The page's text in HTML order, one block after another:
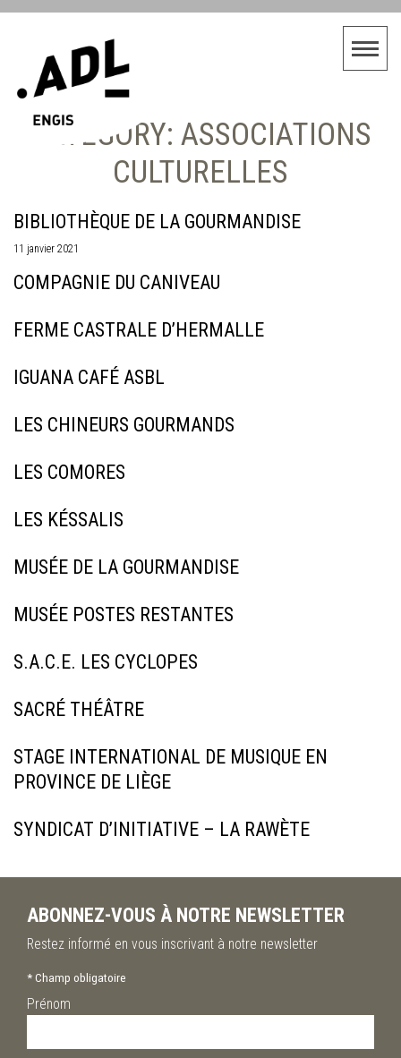
CATEGORY: ASSOCIATIONS
CULTURELLES
BIBLIOTHÈQUE DE LA GOURMANDISE
11 janvier 2021
COMPAGNIE DU CANIVEAU
FERME CASTRALE D’HERMALLE
IGUANA CAFÉ ASBL
LES CHINEURS GOURMANDS
LES COMORES
LES KÉSSALIS
MUSÉE DE LA GOURMANDISE
MUSÉE POSTES RESTANTES
S.A.C.E. LES CYCLOPES
SACRÉ THÉÂTRE
STAGE INTERNATIONAL DE MUSIQUE EN
PROVINCE DE LIÈGE
SYNDICAT D’INITIATIVE – LA RAWÈTE
ABONNEZ-VOUS À NOTRE NEWSLETTER
Restez informé en vous inscrivant à notre newsletter
*Champ obligatoire
Prénom